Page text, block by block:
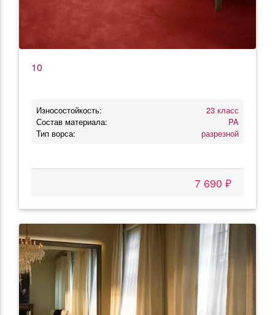
10
Износостойкость:
23 класс
Состав материала:
PA
Тип ворса:
разрезной
7 690 ₽